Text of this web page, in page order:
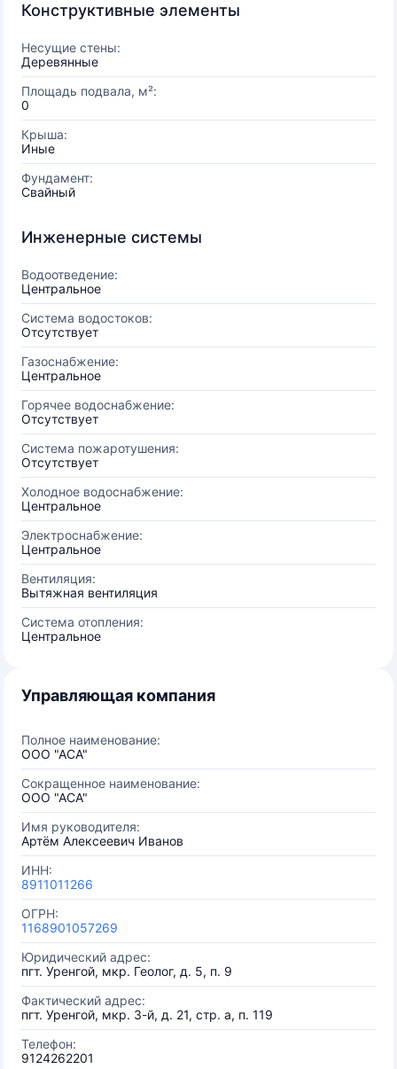
Конструктивные элементы
Несущие стены:
Деревянные
Площадь подвала, м²:
0
Крыша:
Иные
Фундамент:
Свайный
Инженерные системы
Водоотведение:
Центральное
Система водостоков:
Отсутствует
Газоснабжение:
Центральное
Горячее водоснабжение:
Отсутствует
Система пожаротушения:
Отсутствует
Холодное водоснабжение:
Центральное
Электроснабжение:
Центральное
Вентиляция:
Вытяжная вентиляция
Система отопления:
Центральное
Управляющая компания
Полное наименование:
ООО "АСА"
Сокращенное наименование:
ООО "АСА"
Имя руководителя:
Артём Алексеевич Иванов
ИНН:
8911011266
ОГРН:
1168901057269
Юридический адрес:
пгт. Уренгой, мкр. Геолог, д. 5, п. 9
Фактический адрес:
пгт. Уренгой, мкр. 3-й, д. 21, стр. а, п. 119
Телефон:
9124262201